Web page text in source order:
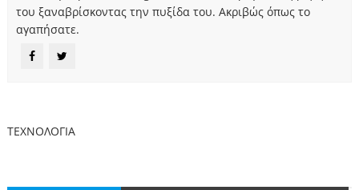
του ξαναβρίσκοντας την πυξίδα του. Ακριβώς όπως το
αγαπήσατε.
ΤΕΧΝΟΛΟΓΙΑ